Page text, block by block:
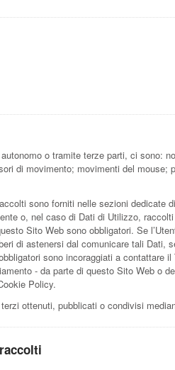
o tramite terze parti, ci
di movimento; movimenti del
sono forniti nelle sezioni
o, nel caso di Dati di Utilizzo,
Sito Web sono obbligatori. Se
di astenersi dal comunicare tali
sono incoraggiati a contattare il
- da parte di questo Sito Web
Policy.
ottenuti, pubblicati o condivisi